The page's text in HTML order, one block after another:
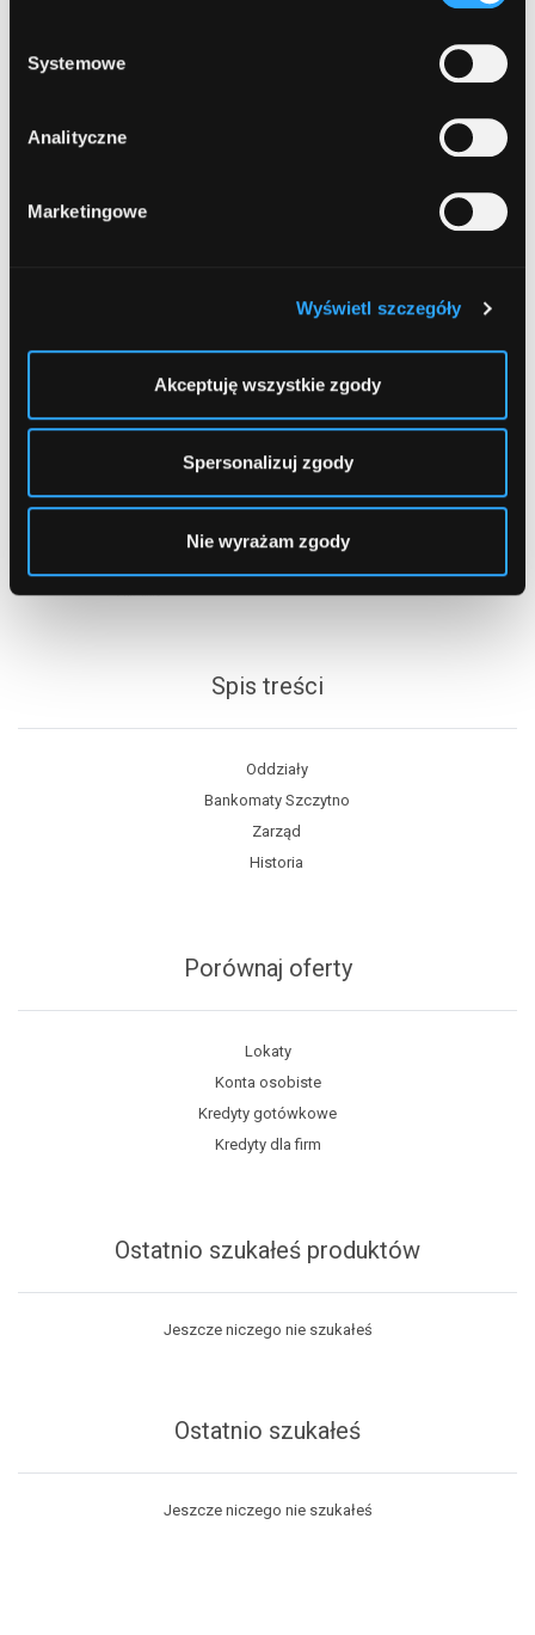
Systemowe
Analityczne
Marketingowe
Wyświetl szczegóły
Akceptuję wszystkie zgody
Spersonalizuj zgody
Nie wyrażam zgody
Spis treści
Oddziały
Bankomaty Szczytno
Zarząd
Historia
Porównaj oferty
Lokaty
Konta osobiste
Kredyty gotówkowe
Kredyty dla firm
Ostatnio szukałeś produktów
Jeszcze niczego nie szukałeś
Ostatnio szukałeś
Jeszcze niczego nie szukałeś
13
Bank Polskiej Spółdzielczości